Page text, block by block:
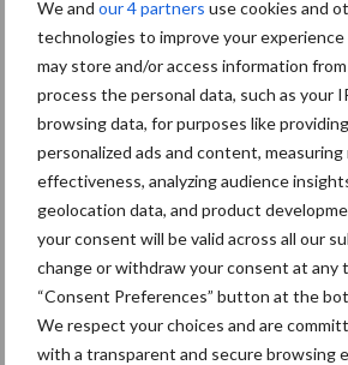
We and our 4 partners use cookies and
technologies to improve your
may store and/or access information
process the personal data, such as your
browsing data, for purposes like
personalized ads and content,
effectiveness, analyzing audience
geolocation data, and product
your consent will be valid across all our
change or withdraw your consent at any
“Consent Preferences” button at the
We respect your choices and are
with a transparent and secure browsing
op het eenvoudig te installeren,
oorsensorsysteem van CowManager voor
meting van de vruchtbaarheid-,
van hun koeien. CowManager heeft een
teweeggebracht in de wereld van
het uitvinden van de oorsensor
baanbrekende innovaties. Ons product is
jarenlange kennis, onderzoek aan
en de algehele drive om elke dag te willen
CowManager wordt gedistribueerd en
groeiend aantal dealers over de hele wereld.